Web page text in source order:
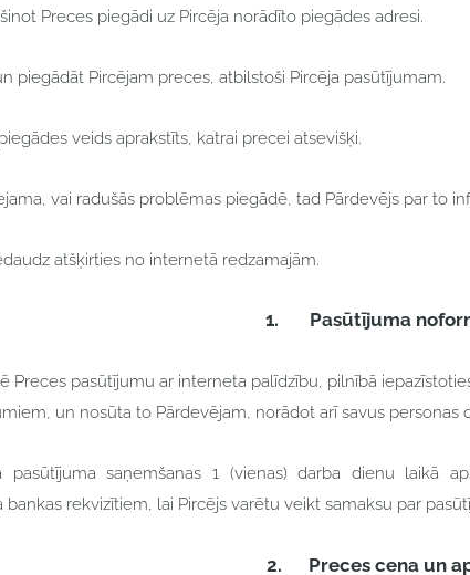
Preces piegādi uz Pircēja norādīto piegādes adresi.
piegādāt Pircējam preces, atbilstoši Pircēja pasūtījumam.
veids aprakstīts, katrai precei atsevišķi.
vai radušās problēmas piegādē, tad Pārdevējs par to
atšķirties no internetā redzamajām.
1. Pasūtījuma
Preces pasūtījumu ar interneta palīdzību, pilnībā
un nosūta to Pārdevējam, norādot arī savus personas
pasūtījuma saņemšanas 1 (vienas) darba dienu laikā
rekvizītiem, lai Pircējs varētu veikt samaksu par
2. Preces cena un